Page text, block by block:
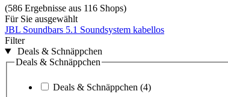
(586 Ergebnisse aus 116 Shops)
Für Sie ausgewählt
JBL Soundbars 5.1 Soundsystem kabellos
Filter
Deals & Schnäppchen
Deals & Schnäppchen
Deals & Schnäppchen (4)